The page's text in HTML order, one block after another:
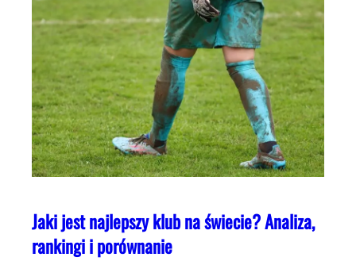
Jaki jest najlepszy klub na świecie? Analiza,
rankingi i porównanie